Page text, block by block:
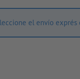
el envío exprés